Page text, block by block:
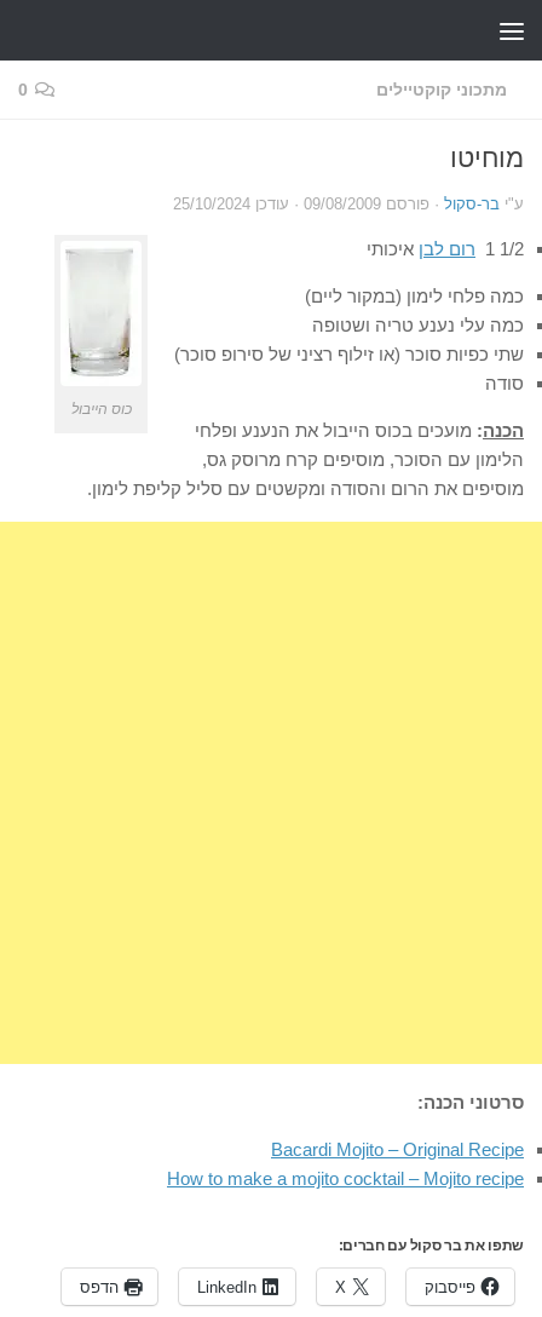
מתכוני קוקטיילים 0
מוחיטו
ע"י בר-סקול · פורסם 09/08/2009 · עודכן 25/10/2024
כוס הייבול
1/2 1 רום לבן איכותי
כמה פלחי לימון (במקור ליים)
כמה עלי נענע טריה ושטופה
שתי כפיות סוכר (או זילוף רציני של סירופ סוכר)
סודה
הכנה: מועכים בכוס הייבול את הנענע ופלחי
הלימון עם הסוכר, מוסיפים קרח מרוסק גס,
מוסיפים את הרום והסודה ומקשטים עם סליל קליפת לימון.
סרטוני הכנה:
Bacardi Mojito – Original Recipe
How to make a mojito cocktail – Mojito recipe
שתפו את בר סקול עם חברים:
פייסבוק X
LinkedIn הדפס